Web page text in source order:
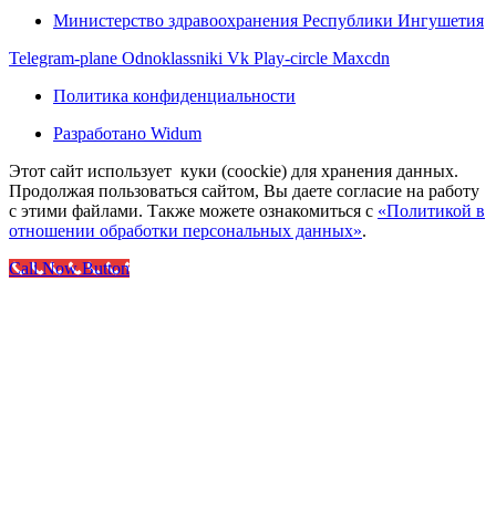
Министерство здравоохранения Республики Ингушетия
Telegram-plane Odnoklassniki Vk Play-circle Maxcdn
Политика конфиденциальности
Разработано Widum
Этот сайт использует куки (coockie) для хранения данных.
Продолжая пользоваться сайтом, Вы даете согласие на работу
с этими файлами. Также можете ознакомиться с «Политикой в
отношении обработки персональных данных».
Call Now Button